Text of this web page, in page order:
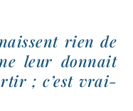
rien de
leur don­nait
; c’est vrai­